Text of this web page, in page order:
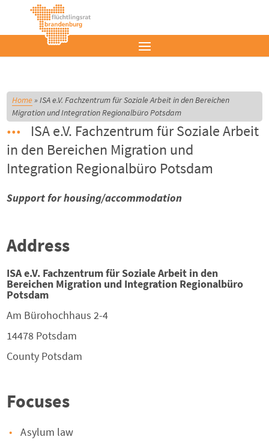
Home»ISA e.V. Fachzentrum für Soziale Arbeit in den Bereichen
Migration und Integration Regionalbüro Potsdam
ISA e.V. Fachzentrum für Soziale Arbeit
in den Bereichen Migration und
Integration Regionalbüro Potsdam
Support for housing/accommodation
Address
ISA e.V. Fachzentrum für Soziale Arbeit in den
Bereichen Migration und Integration Regionalbüro
Potsdam
Am Bürohochhaus 2-4
14478 Potsdam
County Potsdam
Focuses
Asylum law